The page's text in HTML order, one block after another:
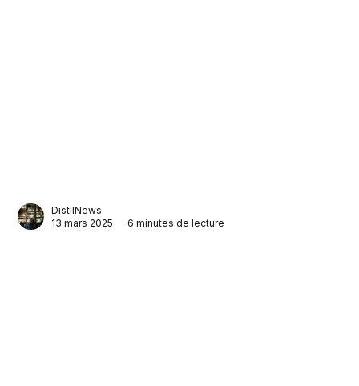
DistilNews
13 mars 2025 — 6 minutes de lecture